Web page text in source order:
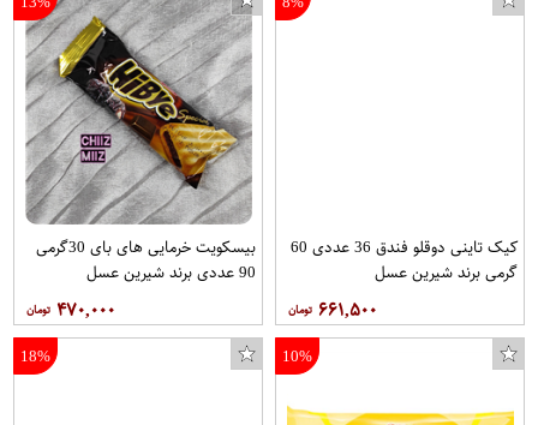
کیک تاینی دوقلو فندق 36 عددی 60
گرمی برند شیرین عسل
۶۶۱,۵۰۰
بیسکویت خرمایی های بای 30گرمی
90 عددی برند شیرین عسل
۴۷۰,۰۰۰
10%
18%